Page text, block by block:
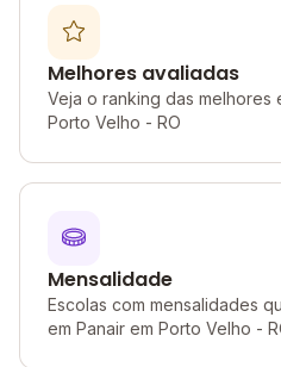
Melhores avaliadas
Veja o ranking das melhores
Porto Velho - RO
Mensalidade
Escolas com mensalidades
em Panair em Porto Velho -